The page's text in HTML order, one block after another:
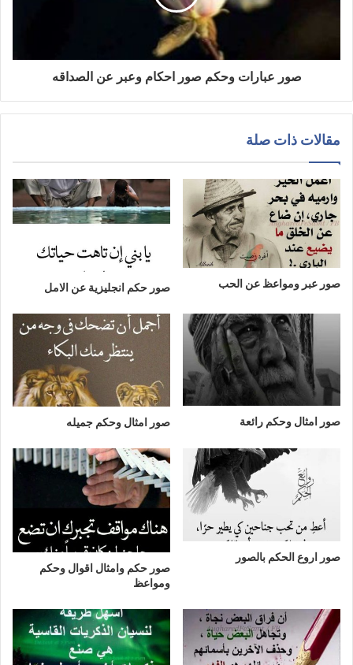
صور عبارات وحكم صور احكام وعبر عن الصداقه
مقالات ذات صلة
صور عبر ومواعظ عن الحب صور حكم انجليزية عن الامل
صور امثال وحكم رائعة صور امثال وحكم جميله
صور اروع الحكم بالصور
صور حكم وامثال اقوال وحكم
ومواعظ